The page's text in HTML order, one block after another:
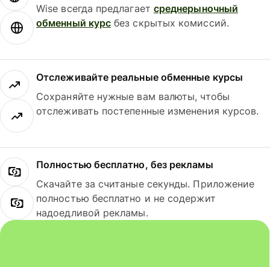
Wise всегда предлагает среднерыночный
обменный курс без скрытых комиссий.
Отслеживайте реальные обменные курсы
Сохраняйте нужные вам валюты, чтобы
отслеживать постепенные изменения курсов.
Полностью бесплатно, без рекламы
Скачайте за считаные секунды. Приложение
полностью бесплатно и не содержит
надоедливой рекламы.